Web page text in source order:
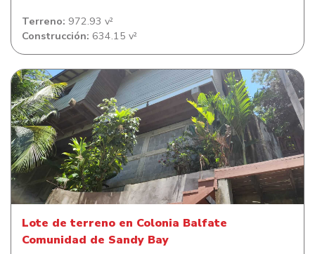
Terreno: 972.93 v²
Construcción: 634.15 v²
Lote de terreno en Colonia Balfate Comunidad de Sandy
Bay
Lote de terreno en Colonia Balfate
Comunidad de Sandy Bay